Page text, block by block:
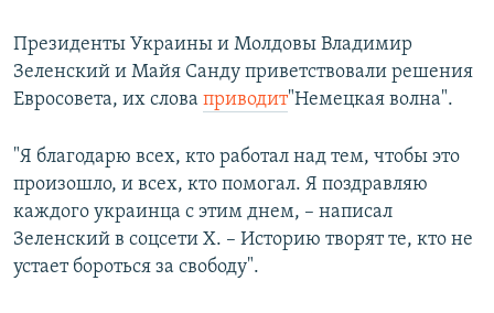
Президенты Украины и Молдовы Владимир
Зеленский и Майя Санду приветствовали решения
Евросовета, их слова приводит"Немецкая волна".
"Я благодарю всех, кто работал над тем, чтобы это
произошло, и всех, кто помогал. Я поздравляю
каждого украинца с этим днем, – написал
Зеленский в соцсети X. – Историю творят те, кто не
устает бороться за свободу".